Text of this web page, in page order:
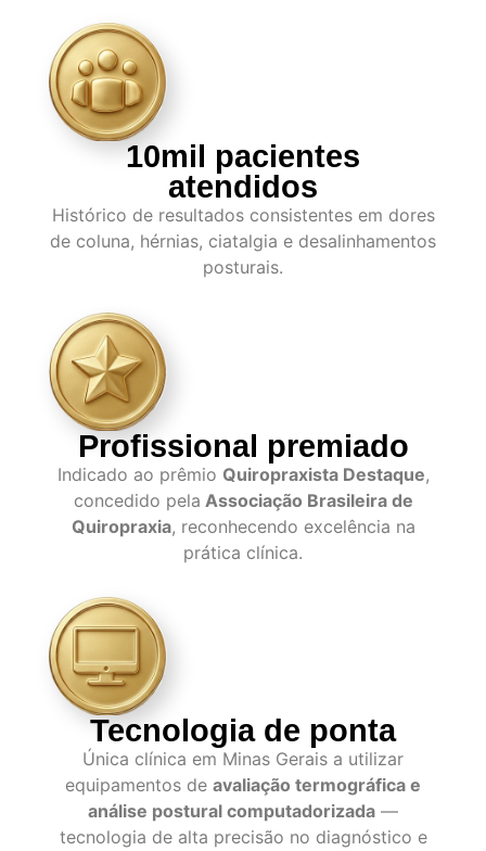
10mil pacientes
atendidos
Histórico de resultados consistentes em dores
de coluna, hérnias, ciatalgia e desalinhamentos
posturais.
Profissional premiado
Indicado ao prêmio Quiropraxista Destaque,
concedido pela Associação Brasileira de
Quiropraxia, reconhecendo excelência na
prática clínica.
Tecnologia de ponta
Única clínica em Minas Gerais a utilizar
equipamentos de avaliação termográfica e
análise postural computadorizada —
tecnologia de alta precisão no diagnóstico e